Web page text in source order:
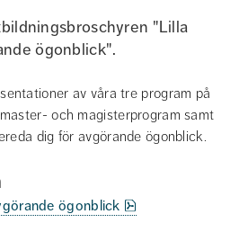
"Lilla
ögonblick".
av våra tre program på
och magisterprogram samt
dig för avgörande ögonblick.
ögonblick pdf, 1.3 MB.